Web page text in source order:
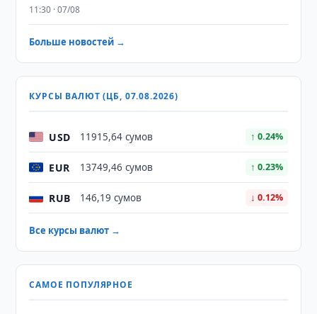
11:30 · 07/08
Больше новостей →
КУРСЫ ВАЛЮТ (ЦБ, 07.08.2026)
USD 11915,64 сумов ↑ 0.24%
EUR 13749,46 сумов ↑ 0.23%
RUB 146,19 сумов ↓ 0.12%
Все курсы валют →
САМОЕ ПОПУЛЯРНОЕ